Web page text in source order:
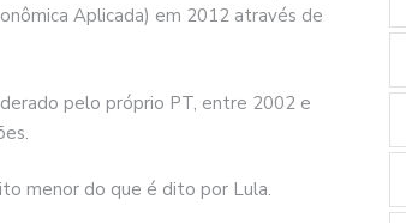
Aplicada) em 2012 através de
pelo próprio PT, entre 2002 e
menor do que é dito por Lula.